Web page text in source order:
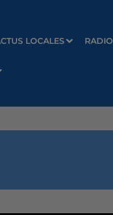
LOCALES RADIO